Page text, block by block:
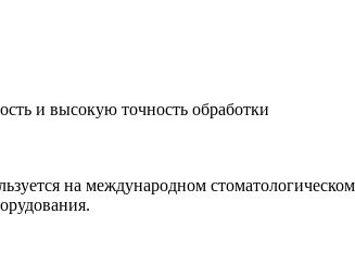
и высокую точность обработки
на международном